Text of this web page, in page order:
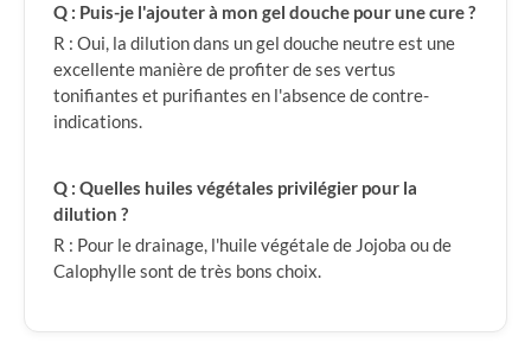
Q : Puis-je l'ajouter à mon gel douche pour une cure ?
R : Oui, la dilution dans un gel douche neutre est une
excellente manière de profiter de ses vertus
tonifiantes et purifiantes en l'absence de contre-
indications.
Q : Quelles huiles végétales privilégier pour la
dilution ?
R : Pour le drainage, l'huile végétale de Jojoba ou de
Calophylle sont de très bons choix.